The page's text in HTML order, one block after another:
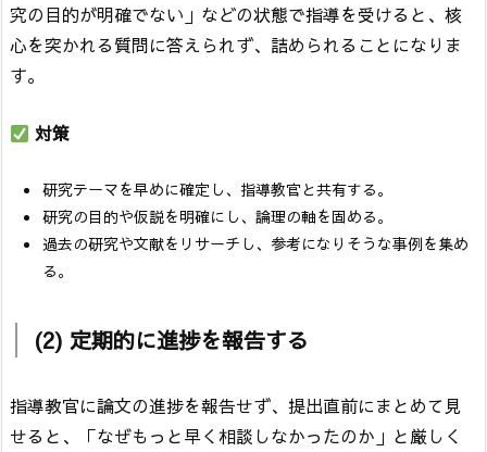
究の目的が明確でない」などの状態で指導を受けると、核
心を突かれる質問に答えられず、詰められることになりま
す。
対策
研究テーマを早めに確定し、指導教官と共有する。
研究の目的や仮説を明確にし、論理の軸を固める。
過去の研究や文献をリサーチし、参考になりそうな事例を集め
る。
(2) 定期的に進捗を報告する
指導教官に論文の進捗を報告せず、提出直前にまとめて見
せると、「なぜもっと早く相談しなかったのか」と厳しく